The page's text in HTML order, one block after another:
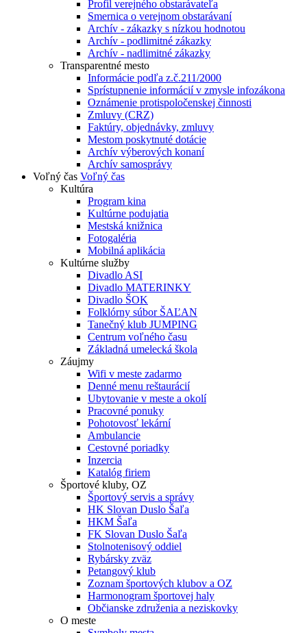
Profil verejného obstarávateľa
Smernica o verejnom obstarávaní
Archív - zákazky s nízkou hodnotou
Archív - podlimitné zákazky
Archív - nadlimitné zákazky
Transparentné mesto
Informácie podľa z.č.211/2000
Sprístupnenie informácií v zmysle infozákona
Oznámenie protispoločenskej činnosti
Zmluvy (CRZ)
Faktúry, objednávky, zmluvy
Mestom poskytnuté dotácie
Archív výberových konaní
Archív samosprávy
Voľný čas Voľný čas
Kultúra
Program kina
Kultúrne podujatia
Mestská knižnica
Fotogaléria
Mobilná aplikácia
Kultúrne služby
Divadlo ASI
Divadlo MATERINKY
Divadlo ŠOK
Folklórny súbor ŠAĽAN
Tanečný klub JUMPING
Centrum voľného času
Základná umelecká škola
Záujmy
Wifi v meste zadarmo
Denné menu reštaurácií
Ubytovanie v meste a okolí
Pracovné ponuky
Pohotovosť lekární
Ambulancie
Cestovné poriadky
Inzercia
Katalóg firiem
Športové kluby, OZ
Športový servis a správy
HK Slovan Duslo Šaľa
HKM Šaľa
FK Slovan Duslo Šaľa
Stolnotenisový oddiel
Rybársky zväz
Petangový klub
Zoznam športových klubov a OZ
Harmonogram športovej haly
Občianske združenia a neziskovky
O meste